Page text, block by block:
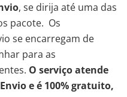
, se dirija até uma das
pacote. Os
se encarregam de
para as
O serviço atende
e é 100% gratuito,